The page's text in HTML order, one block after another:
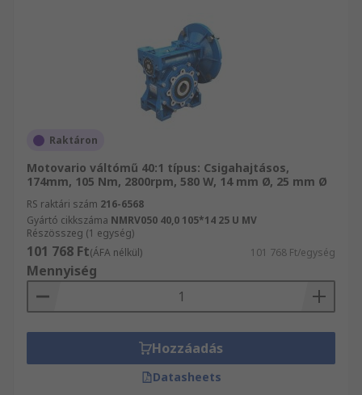
Raktáron
Motovario váltómű 40:1 típus: Csigahajtásos,
174mm, 105 Nm, 2800rpm, 580 W, 14 mm Ø, 25 mm Ø
RS raktári szám 216-6568
Gyártó cikkszáma NMRV050 40,0 105*14 25 U MV
Részösszeg (1 egység)
101 768 Ft(ÁFA nélkül) 101 768 Ft/egység
Mennyiség
Hozzáadás
Datasheets